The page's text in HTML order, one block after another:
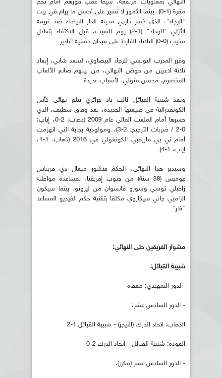
النهائي بمعنويات مرتفعة، سيما عقب فوزهم أمام نجم
مقرة (1-0)، بينما الأمور لا تسير على أحسن ما يرام في بيت
"الرجاء"، الذي خسر داربي مدينة الدار البيضاء ضد غريمه
الأزلي "الوداد" (1-2) يوم السبت، قبل الاكتفاء بتعادل
مخيب (0-0) الثلاثاء الفارط على ميدان حسنية أغادير.
وقرر المدرب التونسي للرجاء البيضاوي، لسعد شابي، إبعاد
ثلاثة لاعبين من خوض النهائي، من بينهم صانع الألعاب
المخضرم، محسن متولي، لأسباب عديدة.
وتعد شبيبة القبائل ثالث ناد جزائري يبلغ نهائي كأس
الكونفدرالية في صيغتها الجديدة، بعد وفاق سطيف، الذي
خسرها أمام الملعب المالي عام 2009 (ذهاب: 2-0، إياب:
0-2 / ضربات الترجيح: 2-3)، ومولودية بجاية التي انهزمت
أمام تي بي مازيمبي الكونغولي في 2016 (ذهاب: 1-1،
إياب: 1-4).
وسيدير هذا النهائي، الحكم فيكتور ميغال دي فريتاس
غوميس (38 سنة) من جنوب إفريقيا، بمساعدة مواطنه
زاخيلي توسي وسورو فانسوان من ليزوتو، بينما سيكون
الزامبي جاني سيكازوي مكلفا بتقنية حكم الفيديو المساعد
"فار".
مشوار الفريقين حتى النهائي:
شبيبة القبائل:
-الدور التمهيدي: معفاة
- الدور السادس عشر:
الذهاب: اتحاد الدرك (النيجر) - شبيبة القبائل 1-2
العودة: شبيبة القبائل - اتحاد الدرك 2-0
- الدور السادس عشر (مكرر):